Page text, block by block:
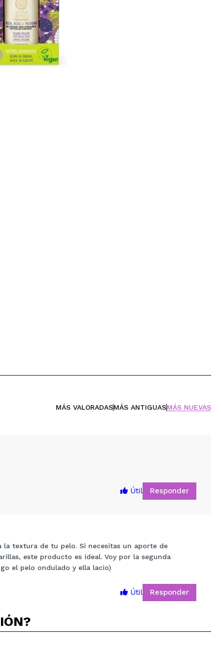
CREAR CUENTA
MÁS VALORADASMÁS ANTIGUASMÁS NUEVAS
Útil Responder
la textura de tu pelo. Si necesitas un aporte de
este producto es ideal. Voy por la segunda
el pelo ondulado y ella lacio)
Útil Responder